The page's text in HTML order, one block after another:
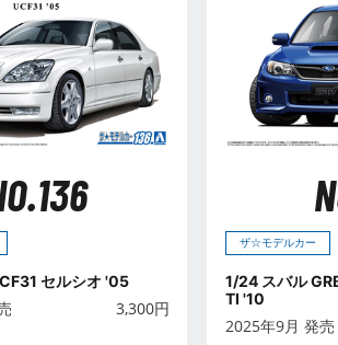
セルシオ '05
3,300円
ザ☆モデルカー
1/24 スバル
TI '10
2025年9月 発売